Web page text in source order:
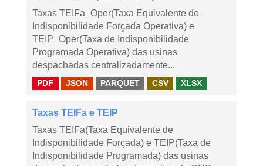
Taxas TEIFa_Oper(Taxa Equivalente de
Indisponibilidade Forçada Operativa) e
TEIP_Oper(Taxa de Indisponibilidade
Programada Operativa) das usinas
despachadas centralizadamente...
PDF JSON PARQUET CSV XLSX
Taxas TEIFa e TEIP
Taxas TEIFa(Taxa Equivalente de
Indisponibilidade Forçada) e TEIP(Taxa de
Indisponibilidade Programada) das usinas